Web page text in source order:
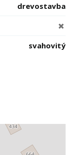
drevostavba
svahovitý